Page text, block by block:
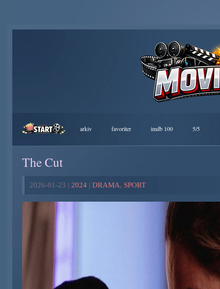
arkiv favoriter imdb 100 5/5
The Cut
2026-01-23 | 2024 | DRAMA, SPORT